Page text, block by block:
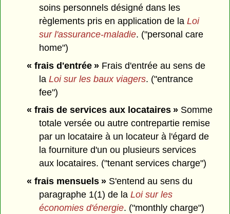
soins personnels désigné dans les
règlements pris en application de laLoi
sur l'assurance-maladie. ("personal care
home")
« frais d'entrée »Frais d'entrée au sens de
laLoi sur les baux viagers. ("entrance
fee")
« frais de services aux locataires »Somme
totale versée ou autre contrepartie remise
par un locataire à un locateur à l'égard de
la fourniture d'un ou plusieurs services
aux locataires. ("tenant services charge")
« frais mensuels »S'entend au sens du
paragraphe 1(1) de laLoi sur les
économies d'énergie. ("monthly charge")